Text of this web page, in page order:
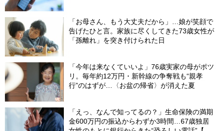
「お母さん、もう大丈夫だから」…娘が笑顔で
告げたひと言。家族に尽くしてきた73歳女性が
「孫離れ」を突き付けられた日
「今年は来なくていいよ」76歳実家の母がポツ
リ。毎年約12万円・新幹線の争奪戦も“親孝
行”のはずが…〈お盆の帰省〉が消えた夏
「えっ、なんで知ってるの？」生命保険の満期
金600万円の振込からわずか3時間…67歳独居